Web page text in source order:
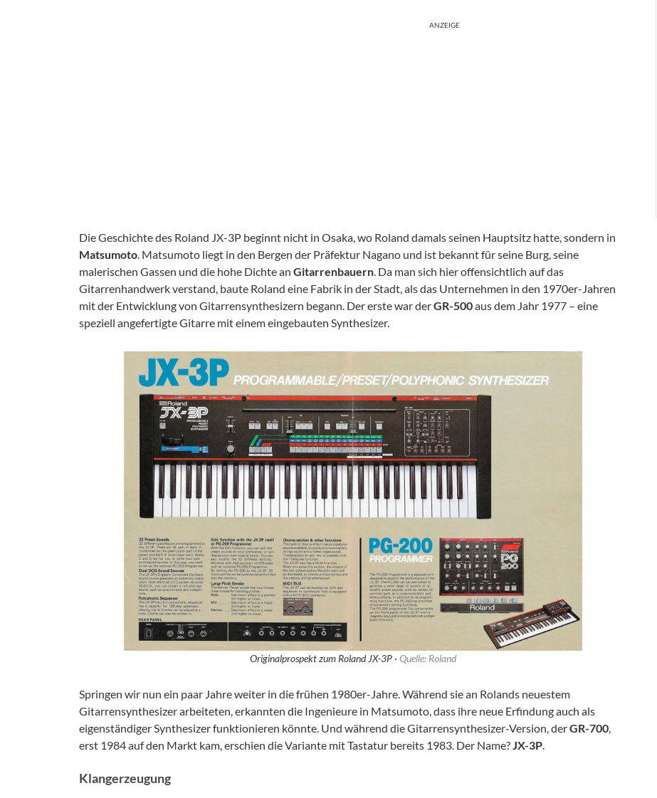
ANZEIGE
Die Geschichte des Roland JX-3P beginnt nicht in Osaka, wo Roland damals seinen Hauptsitz hatte, sondern in
Matsumoto. Matsumoto liegt in den Bergen der Präfektur Nagano und ist bekannt für seine Burg, seine
malerischen Gassen und die hohe Dichte an Gitarrenbauern. Da man sich hier offensichtlich auf das
Gitarrenhandwerk verstand, baute Roland eine Fabrik in der Stadt, als das Unternehmen in den 1970er-Jahren
mit der Entwicklung von Gitarrensynthesizern begann. Der erste war derGR-500aus dem Jahr 1977 – eine
speziell angefertigte Gitarre mit einem eingebauten Synthesizer.
Originalprospekt zum Roland JX-3P · Quelle: Roland
Springen wir nun ein paar Jahre weiter in die frühen 1980er-Jahre. Während sie an Rolands neuestem
Gitarrensynthesizer arbeiteten, erkannten die Ingenieure in Matsumoto, dass ihre neue Erfindung auch als
eigenständiger Synthesizer funktionieren könnte. Und während die Gitarrensynthesizer-Version, derGR-700,
erst 1984 auf den Markt kam, erschien die Variante mit Tastatur bereits 1983. Der Name?JX-3P.
Klangerzeugung